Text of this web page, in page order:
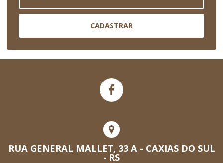
CADASTRAR
RUA GENERAL MALLET, 33 A - CAXIAS DO SUL
- RS